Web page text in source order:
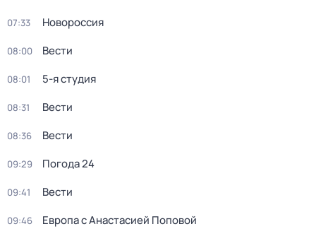
07:33 Новороссия
08:00 Вести
08:01 5-я студия
08:31 Вести
08:36 Вести
09:29 Погода 24
09:41 Вести
09:46 Европа с Анастасией Поповой